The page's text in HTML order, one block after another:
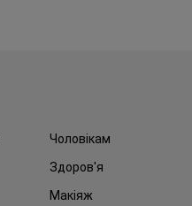
Чоловікам
Здоров'я
Макіяж